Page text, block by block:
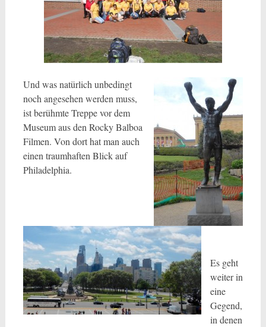
Und was natürlich unbedingt
noch angesehen werden muss,
ist berühmte Treppe vor dem
Museum aus den Rocky Balboa
Filmen. Von dort hat man auch
einen traumhaften Blick auf
Philadelphia.
Es geht
weiter in
eine
Gegend,
in denen